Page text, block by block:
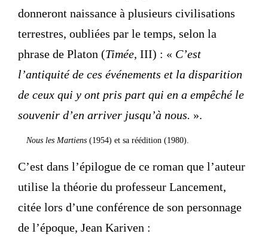
donneront naissance à plusieurs civilisations
terrestres, oubliées par le temps, selon la
phrase de Platon (Timée, III) : « C’est
l’antiquité de ces événements et la disparition
de ceux qui y ont pris part qui en a empêché le
souvenir d’en arriver jusqu’à nous. ».
Nous les Martiens (1954) et sa réédition (1980).
C’est dans l’épilogue de ce roman que l’auteur
utilise la théorie du professeur Lancement,
citée lors d’une conférence de son personnage
de l’époque, Jean Kariven :